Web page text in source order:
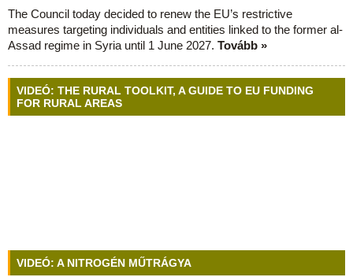
The Council today decided to renew the EU’s restrictive
measures targeting individuals and entities linked to the former al-
Assad regime in Syria until 1 June 2027. Tovább »
VIDEÓ: THE RURAL TOOLKIT, A GUIDE TO EU FUNDING
FOR RURAL AREAS
VIDEÓ: A NITROGÉN MŰTRÁGYA